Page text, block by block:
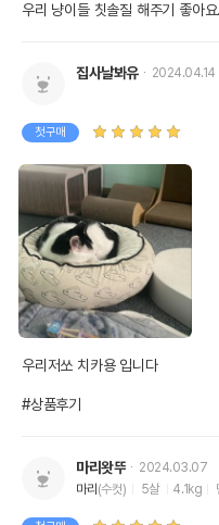
우리 냥이들 칫솔질 해주기 좋아
집사날봐유 2024.04.14
첫구매
우리저쏘 치카용 입니다
#상품후기
마리왓뚜
2024.03.07
마리 (수컷) 5살 4.1kg